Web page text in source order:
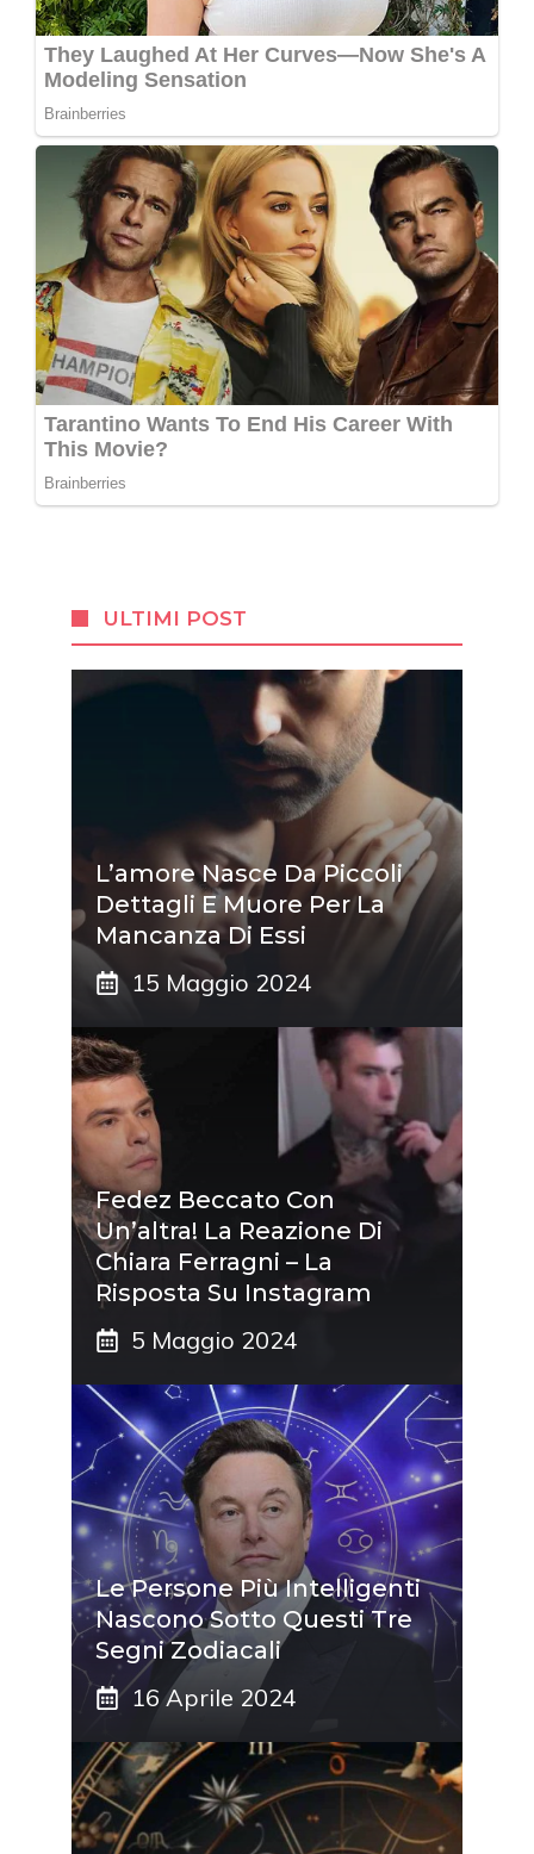
ULTIMI POST
L’amore Nasce Da Piccoli
Dettagli E Muore Per La
Mancanza Di Essi
15 Maggio 2024
Fedez Beccato Con
Un’altra! La Reazione Di
Chiara Ferragni – La
Risposta Su Instagram
5 Maggio 2024
Le Persone Più Intelligenti
Nascono Sotto Questi Tre
Segni Zodiacali
16 Aprile 2024